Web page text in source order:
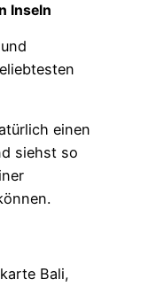
Inseln
einen
siehst so
Bali,